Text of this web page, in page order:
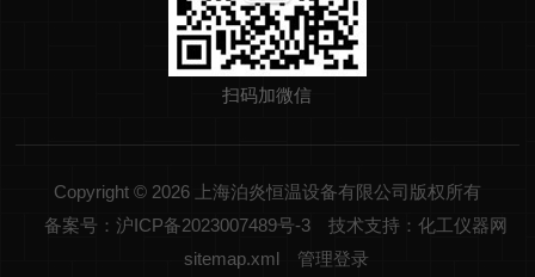
扫码加微信
Copyright © 2026 上海泊炎恒温设备有限公司版权所有
备案号：沪ICP备2023007489号-3
技术支持：化工仪器网
sitemap.xml
管理登录